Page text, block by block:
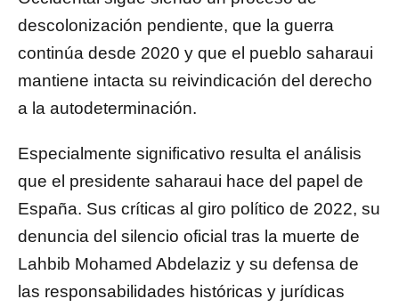
descolonización pendiente, que la guerra
continúa desde 2020 y que el pueblo saharaui
mantiene intacta su reivindicación del derecho
a la autodeterminación.
Especialmente significativo resulta el análisis
que el presidente saharaui hace del papel de
España. Sus críticas al giro político de 2022, su
denuncia del silencio oficial tras la muerte de
Lahbib Mohamed Abdelaziz y su defensa de
las responsabilidades históricas y jurídicas